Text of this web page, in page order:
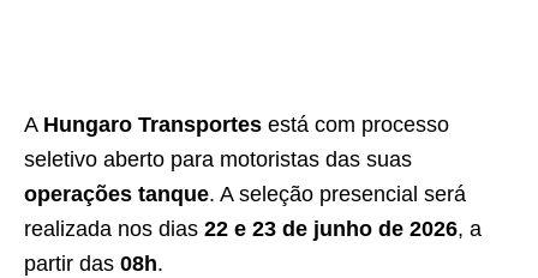
A Hungaro Transportes está com processo
seletivo aberto para motoristas das suas
operações tanque. A seleção presencial será
realizada nos dias 22 e 23 de junho de 2026, a
partir das 08h.